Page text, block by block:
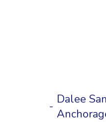
Dalee